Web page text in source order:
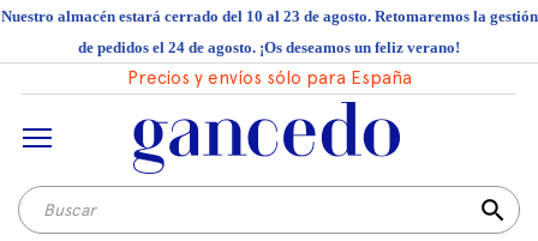
Nuestro almacén estará cerrado del 10 al 23 de agosto. Retomaremos la gestión
de pedidos el 24 de agosto. ¡Os deseamos un feliz verano!
Precios y envíos sólo para España
search